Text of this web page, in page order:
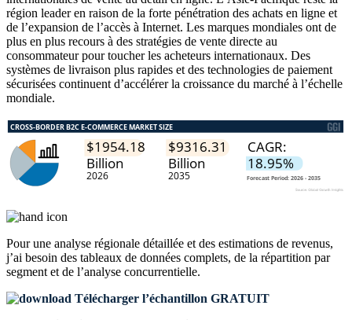
région leader en raison de la forte pénétration des achats en ligne et
de l’expansion de l’accès à Internet. Les marques mondiales ont de
plus en plus recours à des stratégies de vente directe au
consommateur pour toucher les acheteurs internationaux. Des
systèmes de livraison plus rapides et des technologies de paiement
sécurisées continuent d’accélérer la croissance du marché à l’échelle
mondiale.
Pour une analyse régionale détaillée et des estimations de revenus,
j’ai besoin des tableaux de données complets, de la répartition par
segment et de l’analyse concurrentielle.
Télécharger l’échantillon GRATUIT